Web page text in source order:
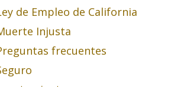
de Empleo de California
Injusta
frecuentes